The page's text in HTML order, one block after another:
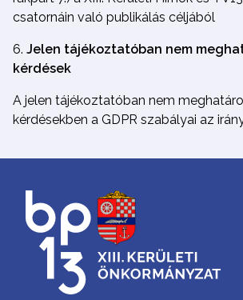
csatornáin való publikálás céljából
Jelen tájékoztatóban nem
kérdések
A jelen tájékoztatóban nem
kérdésekben a GDPR szabályai az